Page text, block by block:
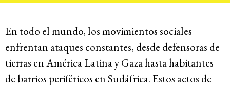
En todo el mundo, los movimientos sociales
enfrentan ataques constantes, desde defensoras de
tierras en América Latina y Gaza hasta habitantes
de barrios periféricos en Sudáfrica. Estos actos de